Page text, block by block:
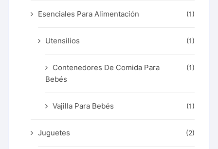
Esenciales Para Alimentación (1)
Utensilios (1)
Contenedores De Comida Para
Bebés
(1)
Vajilla Para Bebés (1)
Juguetes (2)